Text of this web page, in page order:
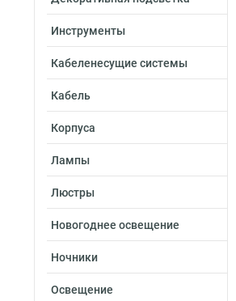
Инструменты
Кабеленесущие системы
Кабель
Корпуса
Лампы
Люстры
Новогоднее освещение
Ночники
Освещение